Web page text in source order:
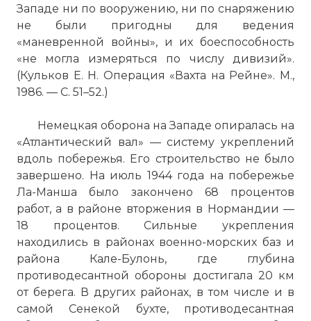
Западе ни по вооружению, ни по снаряжению
не были пригодны для ведения
«маневренной войны», и их боеспособность
«не могла измеряться по числу дивизий».
(Кульков Е. Н. Операция «Вахта на Рейне». М.,
1986. — С. 51–52.)
Немецкая оборона на Западе опиралась на
«Атлантический вал» — систему укреплений
вдоль побережья. Его строительство не было
завершено. На июль 1944 года на побережье
Ла-Манша было закончено 68 процентов
работ, а в районе вторжения в Нормандии —
18 процентов. Сильные укрепления
находились в районах военно-морских баз и
района Кале-Булонь, где глубина
противодесантной обороны достигала 20 км
от берега. В других районах, в том числе и в
самой Сенекой бухте, противодесантная
участие в сражении около
полумиллиона солдат.
Фото статьи: